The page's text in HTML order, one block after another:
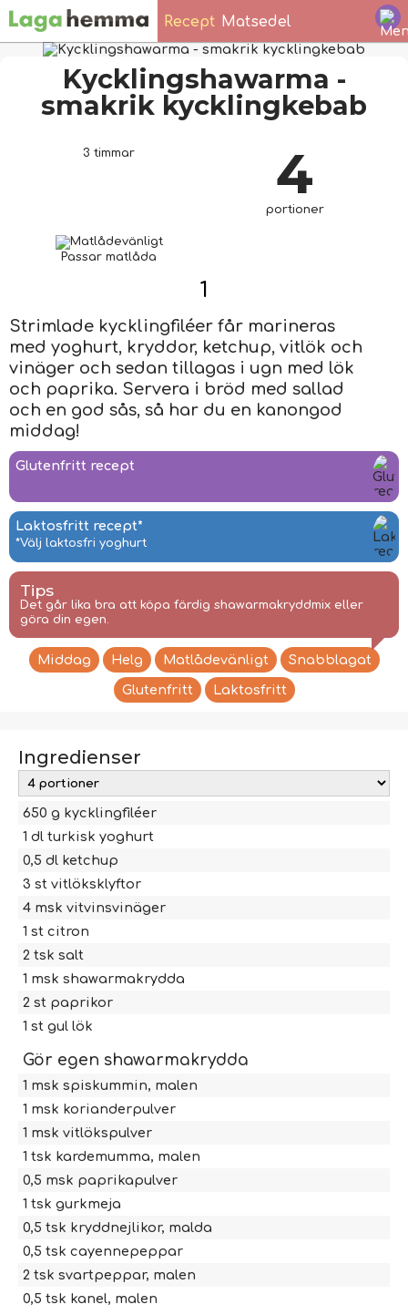
Recept Matsedel
Kycklingshawarma -
smakrik kycklingkebab
3 timmar 4
portioner
Passar matlåda
1
Strimlade kycklingfiléer får marineras
med yoghurt, kryddor, ketchup, vitlök och
vinäger och sedan tillagas i ugn med lök
och paprika. Servera i bröd med sallad
och en god sås, så har du en kanongod
middag!
Glutenfritt recept
Laktosfritt recept*
*Välj laktosfri yoghurt
Tips
Det går lika bra att köpa färdig shawarmakryddmix eller
göra din egen.
Middag Helg Matlådevänligt Snabblagat
Glutenfritt Laktosfritt
Ingredienser
650 g kycklingfiléer
1 dl turkisk yoghurt
0,5 dl ketchup
3 st vitlöksklyftor
4 msk vitvinsvinäger
1 st citron
2 tsk salt
1 msk shawarmakrydda
2 st paprikor
1 st gul lök
Gör egen shawarmakrydda
1 msk spiskummin, malen
1 msk korianderpulver
1 msk vitlökspulver
1 tsk kardemumma, malen
0,5 msk paprikapulver
1 tsk gurkmeja
0,5 tsk kryddnejlikor, malda
0,5 tsk cayennepeppar
2 tsk svartpeppar, malen
0,5 tsk kanel, malen